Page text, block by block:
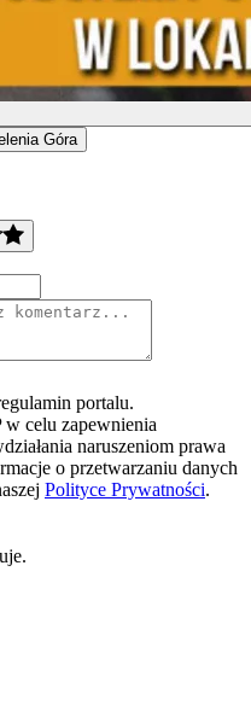
Góra
portalu.
celu zapewnienia
naruszeniom prawa
o przetwarzaniu danych
Polityce Prywatności.